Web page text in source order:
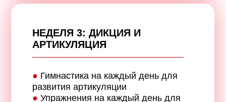
НЕДЕЛЯ 3: ДИКЦИЯ И
АРТИКУЛЯЦИЯ
● Гимнастика на каждый день для
развития артикуляции
● Упражнения на каждый день для